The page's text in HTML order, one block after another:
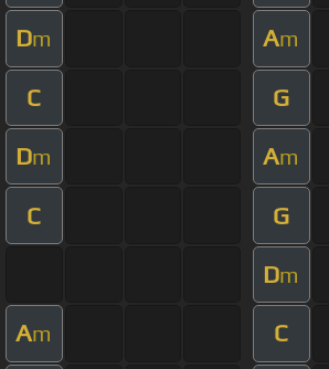
Dm Am
C G
Dm Am
C G
Dm
Am C